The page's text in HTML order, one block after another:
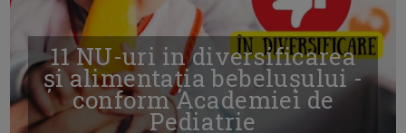
11 NU-uri in diversificarea
și alimentația bebelușului -
conform Academiei de
Pediatrie